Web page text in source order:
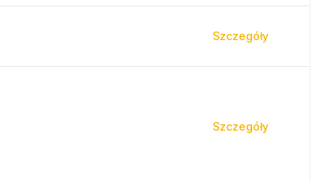
Szczegóły
Szczegóły